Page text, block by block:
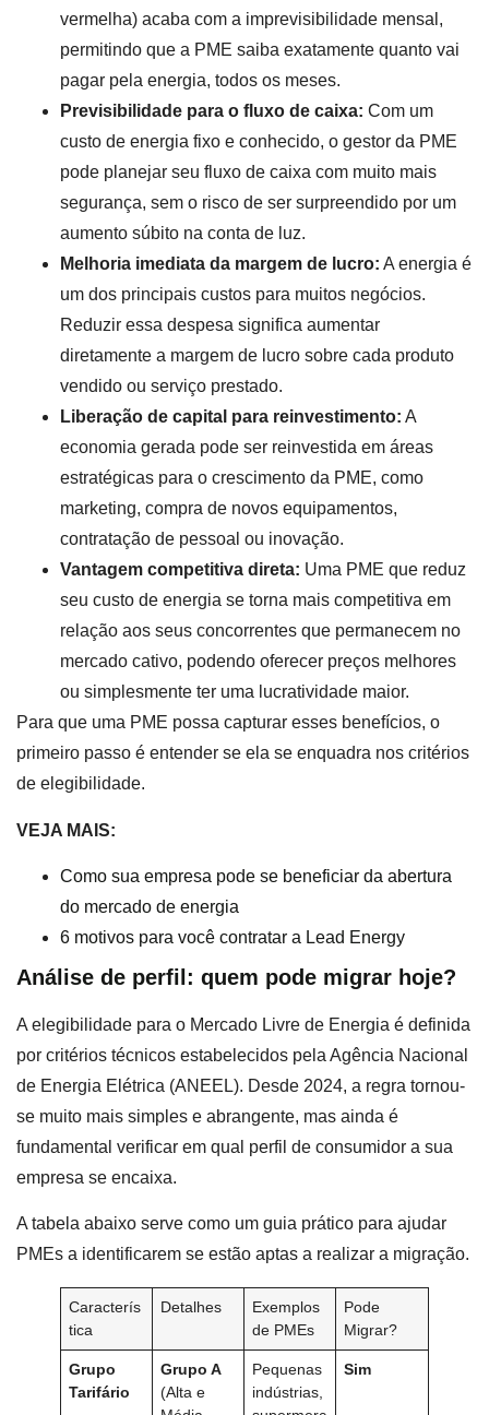
vermelha) acaba com a imprevisibilidade mensal,
permitindo que a PME saiba exatamente quanto vai
pagar pela energia, todos os meses.
Previsibilidade para o fluxo de caixa: Com um
custo de energia fixo e conhecido, o gestor da PME
pode planejar seu fluxo de caixa com muito mais
segurança, sem o risco de ser surpreendido por um
aumento súbito na conta de luz.
Melhoria imediata da margem de lucro: A energia é
um dos principais custos para muitos negócios.
Reduzir essa despesa significa aumentar
diretamente a margem de lucro sobre cada produto
vendido ou serviço prestado.
Liberação de capital para reinvestimento: A
economia gerada pode ser reinvestida em áreas
estratégicas para o crescimento da PME, como
marketing, compra de novos equipamentos,
contratação de pessoal ou inovação.
Vantagem competitiva direta: Uma PME que reduz
seu custo de energia se torna mais competitiva em
relação aos seus concorrentes que permanecem no
mercado cativo, podendo oferecer preços melhores
ou simplesmente ter uma lucratividade maior.
Para que uma PME possa capturar esses benefícios, o
primeiro passo é entender se ela se enquadra nos critérios
de elegibilidade.
VEJA MAIS:
Como sua empresa pode se beneficiar da abertura
do mercado de energia
6 motivos para você contratar a Lead Energy
Análise de perfil: quem pode migrar hoje?
A elegibilidade para o Mercado Livre de Energia é definida
por critérios técnicos estabelecidos pela Agência Nacional
de Energia Elétrica (ANEEL). Desde 2024, a regra tornou-
se muito mais simples e abrangente, mas ainda é
fundamental verificar em qual perfil de consumidor a sua
empresa se encaixa.
A tabela abaixo serve como um guia prático para ajudar
PMEs a identificarem se estão aptas a realizar a migração.
Caracterís
tica
Detalhes
Exemplos
de PMEs
Pode
Migrar?
Grupo
Tarifário
Grupo A
(Alta e
Pequenas
indústrias,
Sim